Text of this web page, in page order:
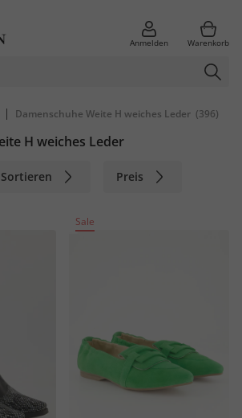
Anmelden Warenkorb
| Damenschuhe Weite H weiches Leder (396)
H weiches Leder
Sortieren Preis
Sale